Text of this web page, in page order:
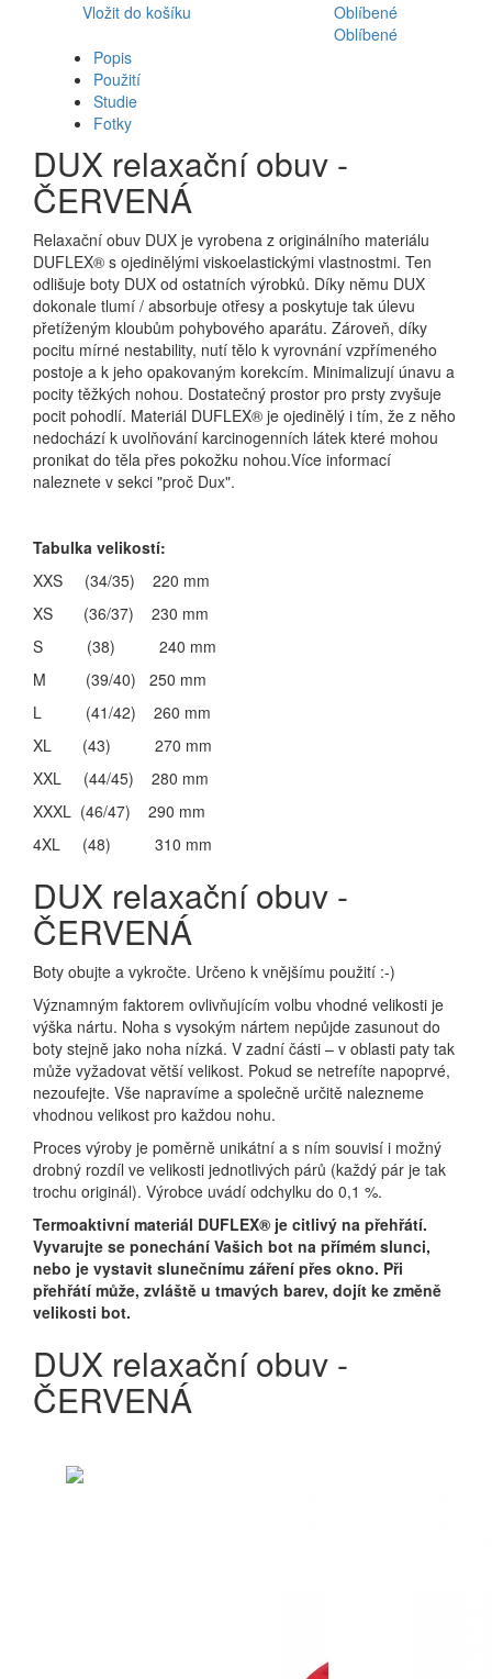
Vložit do košíku
Oblíbené
Oblíbené
Popis
Použití
Studie
Fotky
DUX relaxační obuv -
ČERVENÁ
Relaxační obuv DUX je vyrobena z originálního materiálu
DUFLEX® s ojedinělými viskoelastickými vlastnostmi. Ten
odlišuje boty DUX od ostatních výrobků. Díky němu DUX
dokonale tlumí / absorbuje otřesy a poskytuje tak úlevu
přetíženým kloubům pohybového aparátu. Zároveň, díky
pocitu mírné nestability, nutí tělo k vyrovnání vzpřímeného
postoje a k jeho opakovaným korekcím. Minimalizují únavu a
pocity těžkých nohou. Dostatečný prostor pro prsty zvyšuje
pocit pohodlí. Materiál DUFLEX® je ojedinělý i tím, že z něho
nedochází k uvolňování karcinogenních látek které mohou
pronikat do těla přes pokožku nohou.Více informací
naleznete v sekci "proč Dux".
Tabulka velikostí:
XXS (34/35) 220 mm
XS (36/37) 230 mm
S (38) 240 mm
M (39/40) 250 mm
L (41/42) 260 mm
XL (43) 270 mm
XXL (44/45) 280 mm
XXXL (46/47) 290 mm
4XL (48) 310 mm
DUX relaxační obuv -
ČERVENÁ
Boty obujte a vykročte. Určeno k vnějšímu použití :-)
Významným faktorem ovlivňujícím volbu vhodné velikosti je
výška nártu. Noha s vysokým nártem nepůjde zasunout do
boty stejně jako noha nízká. V zadní části – v oblasti paty tak
může vyžadovat větší velikost. Pokud se netrefíte napoprvé,
nezoufejte. Vše napravíme a společně určitě nalezneme
vhodnou velikost pro každou nohu.
Proces výroby je poměrně unikátní a s ním souvisí i možný
drobný rozdíl ve velikosti jednotlivých párů (každý pár je tak
trochu originál). Výrobce uvádí odchylku do 0,1 %.
Termoaktivní materiál DUFLEX® je citlivý na přehřátí.
Vyvarujte se ponechání Vašich bot na přímém slunci,
nebo je vystavit slunečnímu záření přes okno. Při
přehřátí může, zvláště u tmavých barev, dojít ke změně
velikosti bot.
DUX relaxační obuv -
ČERVENÁ